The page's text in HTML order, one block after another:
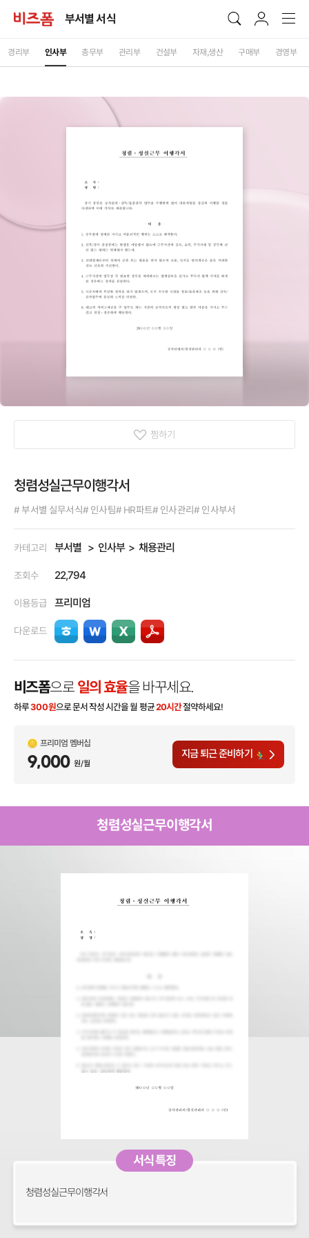
부서별 서식
경리부 인사부 총무부 관리부 건설부 자재,생산 구매부 경영부
찜하기
청렴성실근무이행각서
# 부서별 실무서식# 인사팀# HR파트# 인사관리# 인사부서
카테고리 부서별 인사부 채용관리
조회수 22,794
이용등급 프리미엄
다운로드
비즈폼으로 일의 효율을 바꾸세요.
하루300원으로 문서 작성 시간을 월 평균20시간절약하세요!
프리미엄 멤버십
9,000 원/월
지금 퇴근 준비하기
청렴성실근무이행각서
서식 특징
청렴성실근무이행각서